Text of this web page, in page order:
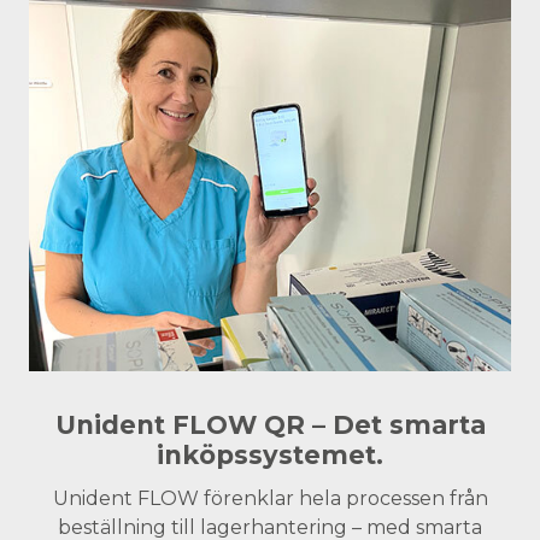
Unident FLOW QR – Det smarta
inköpssystemet.
Unident FLOW förenklar hela processen från
beställning till lagerhantering – med smarta